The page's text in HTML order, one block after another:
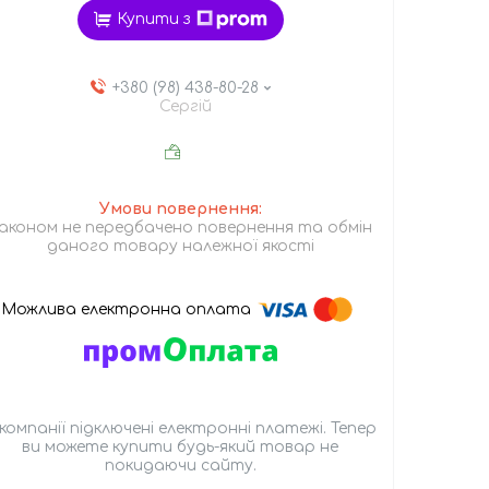
Купити з
+380 (98) 438-80-28
Сергій
не передбачено повернення та обмін
даного товару належної якості
підключені електронні платежі. Тепер
ви можете купити будь-який товар не
покидаючи сайту.